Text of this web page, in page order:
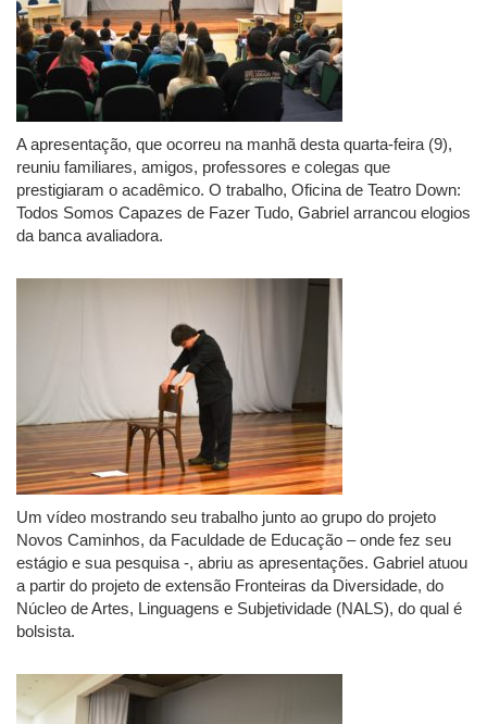
A apresentação, que ocorreu na manhã desta quarta-feira (9),
reuniu familiares, amigos, professores e colegas que
prestigiaram o acadêmico. O trabalho, Oficina de Teatro Down:
Todos Somos Capazes de Fazer Tudo, Gabriel arrancou elogios
da banca avaliadora.
Um vídeo mostrando seu trabalho junto ao grupo do projeto
Novos Caminhos, da Faculdade de Educação – onde fez seu
estágio e sua pesquisa -, abriu as apresentações. Gabriel atuou
a partir do projeto de extensão Fronteiras da Diversidade, do
Núcleo de Artes, Linguagens e Subjetividade (NALS), do qual é
bolsista.